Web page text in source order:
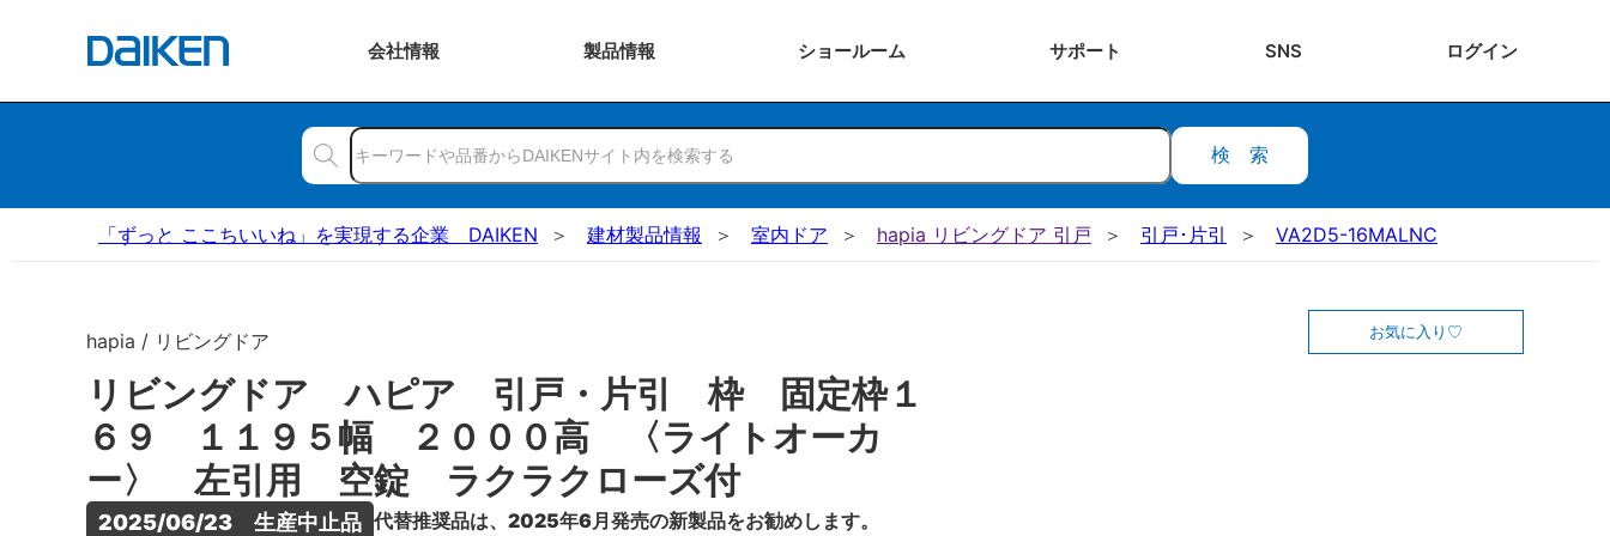
会社情報 製品情報 ショールーム サポート SNS ログイン
検索
「ずっと ここちいいね」を実現する企業 DAIKEN 建材製品情報 室内ドア hapia リビングドア 引戸 引戸･片引 VA2D5-16MALNC
hapia / リビングドア
リビングドア ハピア 引戸・片引 枠 固定枠１
６９ １１９５幅 ２０００高 〈ライトオーカ
ー〉 左引用 空錠 ラクラクローズ付
2025/06/23　生産中止品 代替推奨品は、2025年6月発売の新製品をお勧めします。
お気に入り